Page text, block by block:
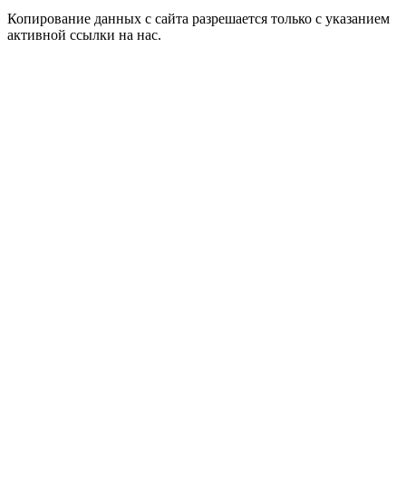
Копирование данных с сайта разрешается только с указанием
активной ссылки на нас.